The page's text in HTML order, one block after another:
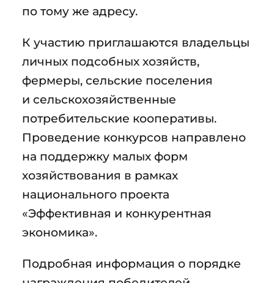
по тому же адресу.
К участию приглашаются владельцы
личных подсобных хозяйств,
фермеры, сельские поселения
и сельскохозяйственные
потребительские кооперативы.
Проведение конкурсов направлено
на поддержку малых форм
хозяйствования в рамках
национального проекта
«Эффективная и конкурентная
экономика».
Подробная информация о порядке